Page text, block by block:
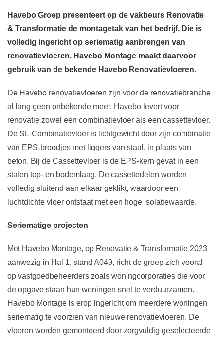
Havebo Groep presenteert op de vakbeurs Renovatie
& Transformatie de montagetak van het bedrijf. Die is
volledig ingericht op seriematig aanbrengen van
renovatievloeren. Havebo Montage maakt daarvoor
gebruik van de bekende Havebo Renovatievloeren.
De Havebo renovatievloeren zijn voor de renovatiebranche
al lang geen onbekende meer. Havebo levert voor
renovatie zowel een combinatievloer als een cassettevloer.
De SL-Combinatievloer is lichtgewicht door zijn combinatie
van EPS-broodjes met liggers van staal, in plaats van
beton. Bij de Cassettevloer is de EPS-kern gevat in een
stalen top- en bodemlaag. De cassettedelen worden
volledig sluitend aan elkaar geklikt, waardoor een
luchtdichte vloer ontstaat met een hoge isolatiewaarde.
Seriematige projecten
Met Havebo Montage, op Renovatie & Transformatie 2023
aanwezig in Hal 1, stand A049, richt de groep zich vooral
op vastgoedbeheerders zoals woningcorporaties die voor
de opgave staan hun woningen snel te verduurzamen.
Havebo Montage is erop ingericht om meerdere woningen
seriematig te voorzien van nieuwe renovatievloeren. De
vloeren worden gemonteerd door zorgvuldig geselecteerde